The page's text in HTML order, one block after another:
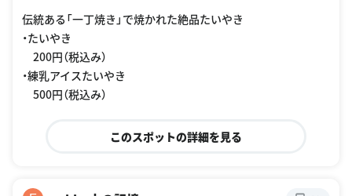
伝統ある「一丁焼き」で焼かれた絶品たいやき
・たいやき
200円（税込み）
・練乳アイスたいやき
500円（税込み）
このスポットの詳細を見る